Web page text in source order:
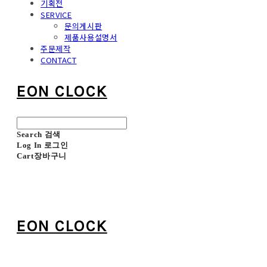
기획전
SERVICE
문의게시판
제품사용설명서
주문제작
CONTACT
EON CLOCK
Search 검색
Log In 로그인
Cart장바구니
EON CLOCK